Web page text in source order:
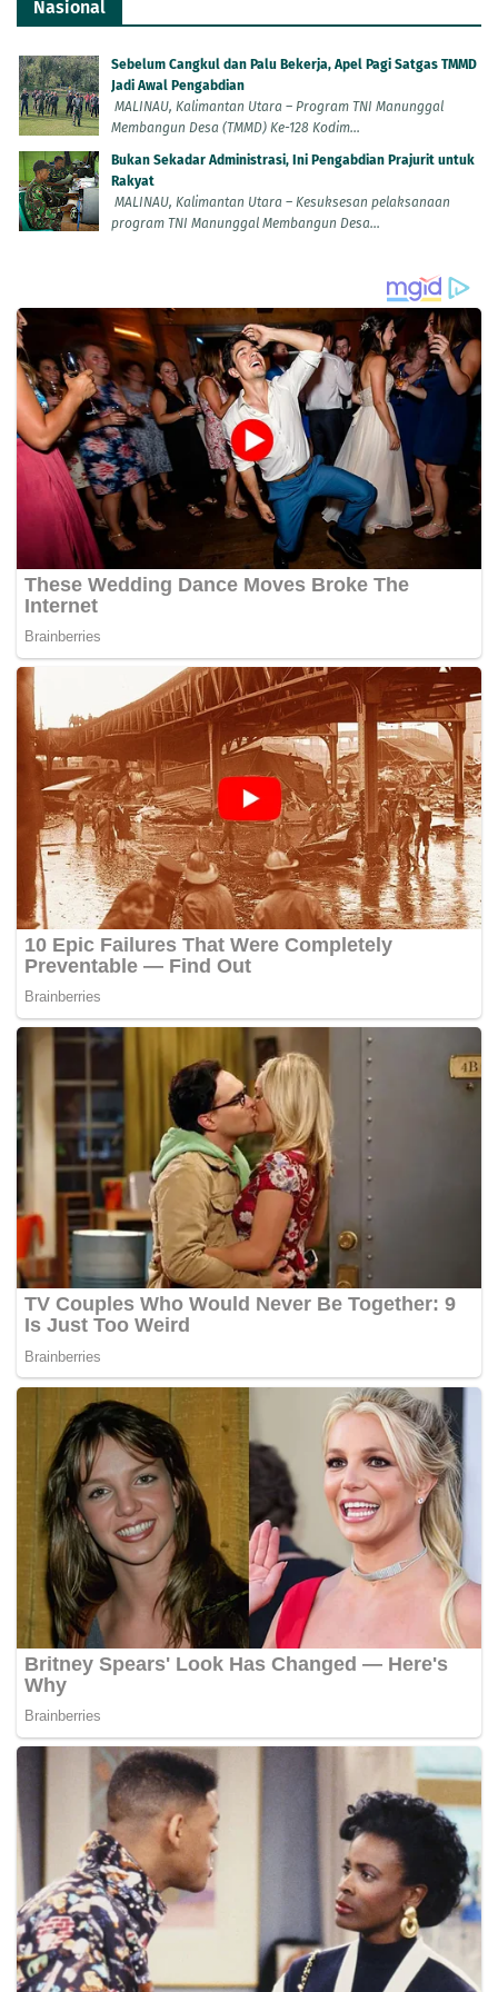
Nasional
Sebelum Cangkul dan Palu Bekerja, Apel Pagi Satgas TMMD
Jadi Awal Pengabdian
MALINAU, Kalimantan Utara – Program TNI Manunggal
Membangun Desa (TMMD) Ke-128 Kodim...
Bukan Sekadar Administrasi, Ini Pengabdian Prajurit untuk
Rakyat
MALINAU, Kalimantan Utara – Kesuksesan pelaksanaan
program TNI Manunggal Membangun Desa...